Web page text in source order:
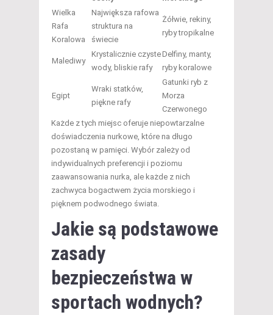
Wielka
Rafa
Koralowa
Największa rafowa
struktura na
świecie
Żółwie, rekiny,
ryby tropikalne
Malediwy
Krystalicznie czyste
wody, bliskie rafy
Delfiny, manty,
ryby koralowe
Egipt
Wraki statków,
piękne rafy
Gatunki ryb z
Morza
Czerwonego
Każde z tych miejsc oferuje niepowtarzalne
doświadczenia nurkowe, które na długo
pozostaną w pamięci. Wybór zależy od
indywidualnych preferencji i poziomu
zaawansowania nurka, ale każde z nich
zachwyca bogactwem życia morskiego i
pięknem podwodnego świata.
Jakie są podstawowe
zasady
bezpieczeństwa w
sportach wodnych?